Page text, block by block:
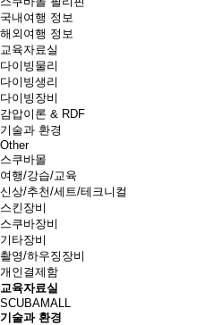
국내여행 정보
해외여행 정보
교육자료실
다이빙물리
다이빙생리
다이빙장비
감압이론 & RDF
기술과 환경
Other
스쿠바몰
여행/강습/교육
신상/추천/세트/테크니컬
스킨장비
스쿠바장비
기타장비
촬영/하우징장비
개인결제함
교육자료실
SCUBAMALL
기술과 환경